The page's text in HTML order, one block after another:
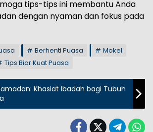
tips-tips ini membantu Anda
dengan nyaman dan fokus pada
Berhenti Puasa
Mokel
Tips Biar Kuat Puasa
Khasiat Ibadah bagi Tubuh